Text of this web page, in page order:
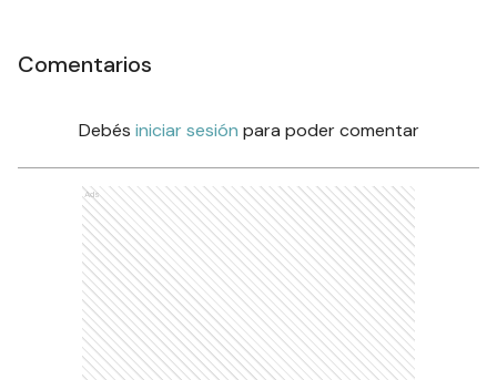
Comentarios
Debés iniciar sesión para poder comentar
Ads